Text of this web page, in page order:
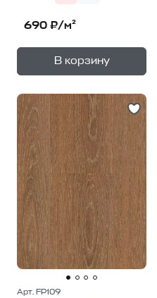
690 ₽/м²
В корзину
— 1уп.
Арт. FP109